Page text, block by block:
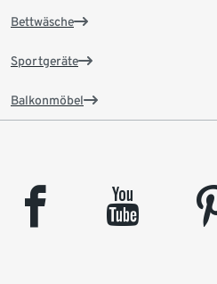
Bettwäsche
Sportgeräte
Balkonmöbel
facebook youtube